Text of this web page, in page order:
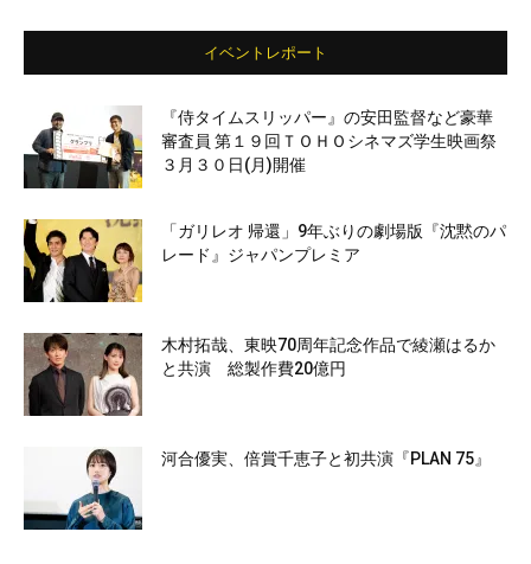
イベントレポート
『侍タイムスリッパー』の安田監督など豪華
審査員 第１９回ＴＯＨＯシネマズ学生映画祭
３月３０日(月)開催
「ガリレオ 帰還」9年ぶりの劇場版『沈黙のパ
レード』ジャパンプレミア
木村拓哉、東映70周年記念作品で綾瀬はるか
と共演 総製作費20億円
河合優実、倍賞千恵子と初共演『PLAN 75』